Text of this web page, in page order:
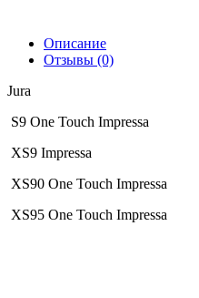
Описание
Отзывы (0)
Jura
S9 One Touch Impressa
XS9 Impressa
XS90 One Touch Impressa
XS95 One Touch Impressa